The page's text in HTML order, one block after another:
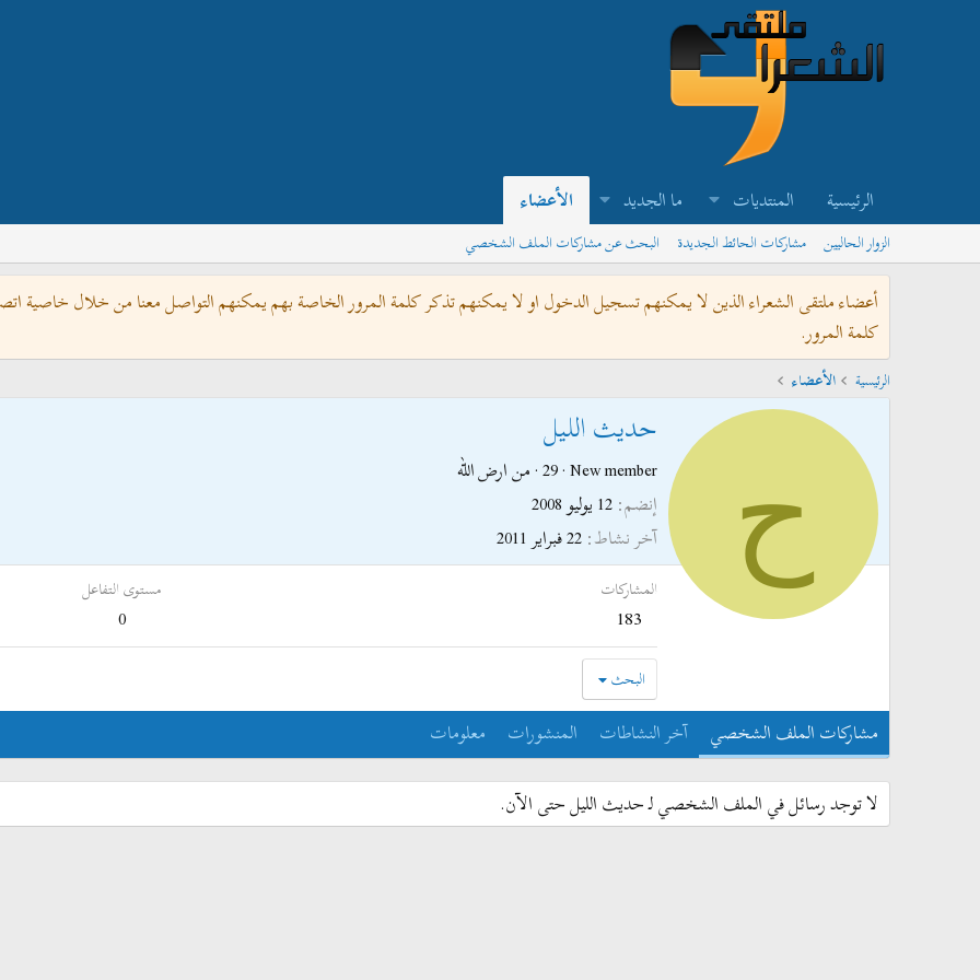
الرئيسية المنتديات ما الجديد الأعضاء
الزوار الحاليين مشاركات الحائط الجديدة البحث عن مشاركات الملف الشخصي
أعضاء ملتقى الشعراء الذين لا يمكنهم تسجيل الدخول او لا يمكنهم تذكر كلمة المرور الخاصة بهم يمكنهم التواصل معنا من خلال خاصية
كلمة المرور.
الرئيسية الأعضاء
ح
حديث الليل
New member
·
·منارض الله
إنضم 12 يوليو 2008
آخر نشاط 22 فبراير 2011
المشاركات
183
مستوى التفاعل
0
البحث
مشاركات الملف الشخصي آخر النشاطات المنشورات معلومات
لا توجد رسائل في الملف الشخصي لـ حديث الليل حتى الآن.